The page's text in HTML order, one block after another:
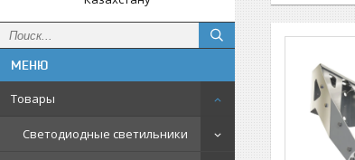
Товары
Светодиодные светильники